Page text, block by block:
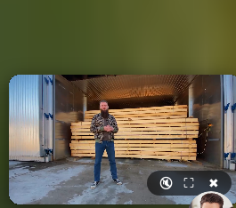
🔇 ⛶ ✖